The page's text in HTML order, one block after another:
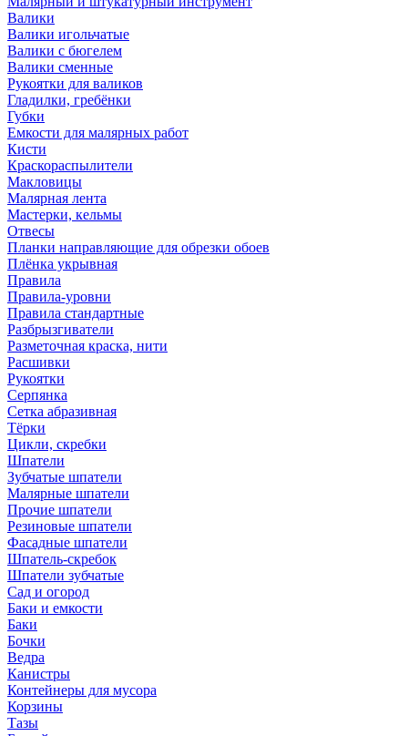
Валики
Валики игольчатые
Валики с бюгелем
Валики сменные
Рукоятки для валиков
Гладилки, гребёнки
Губки
Емкости для малярных работ
Кисти
Краскораспылители
Макловицы
Малярная лента
Мастерки, кельмы
Отвесы
Планки направляющие для обрезки обоев
Плёнка укрывная
Правила
Правила-уровни
Правила стандартные
Разбрызгиватели
Разметочная краска, нити
Расшивки
Рукоятки
Серпянка
Сетка абразивная
Тёрки
Цикли, скребки
Шпатели
Зубчатые шпатели
Малярные шпатели
Прочие шпатели
Резиновые шпатели
Фасадные шпатели
Шпатель-скребок
Шпатели зубчатые
Сад и огород
Баки и емкости
Баки
Бочки
Ведра
Канистры
Контейнеры для мусора
Корзины
Тазы